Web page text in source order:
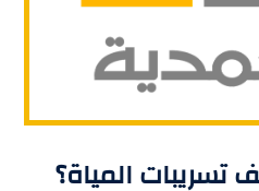
المياة؟